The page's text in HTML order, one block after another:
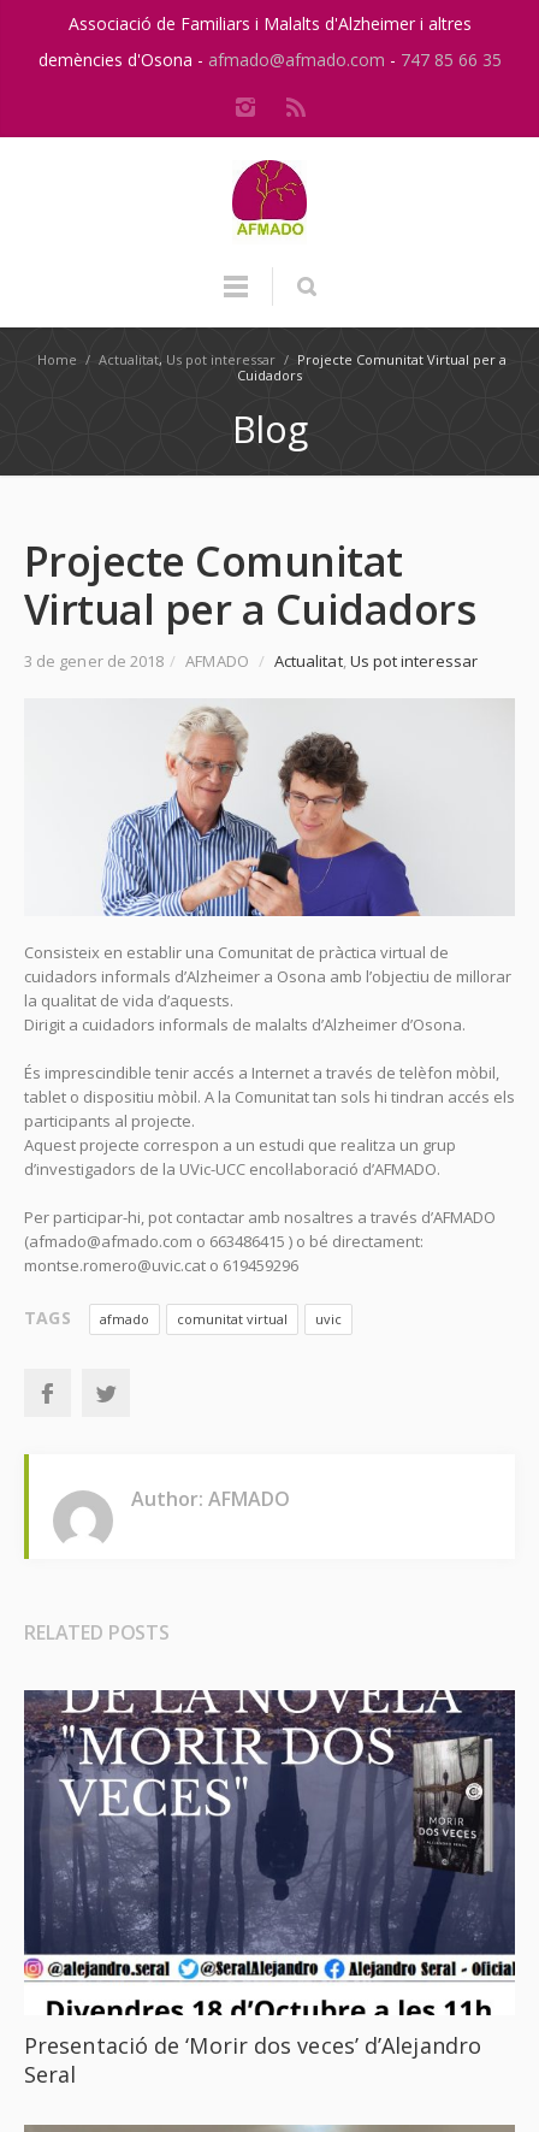
Associació de Familiars i Malalts d'Alzheimer i altres
demències d'Osona - afmado@afmado.com - 747 85 66 35
Home / Actualitat, Us pot interessar / Projecte Comunitat Virtual per a
Cuidadors
Blog
Projecte Comunitat
Virtual per a Cuidadors
3 de gener de 2018 / AFMADO / Actualitat,Us pot interessar
Consisteix en establir una Comunitat de pràctica virtual de
cuidadors informals d’Alzheimer a Osona amb l’objectiu de millorar
la qualitat de vida d’aquests.
Dirigit a cuidadors informals de malalts d’Alzheimer d’Osona.
És imprescindible tenir accés a Internet a través de telèfon mòbil,
tablet o dispositiu mòbil. A la Comunitat tan sols hi tindran accés els
participants al projecte.
Aquest projecte correspon a un estudi que realitza un grup
d’investigadors de la UVic-UCC encol·laboració d’AFMADO.
Per participar-hi, pot contactar amb nosaltres a través d’AFMADO
(afmado@afmado.com o 663486415 ) o bé directament:
montse.romero@uvic.cat o 619459296
TAGS afmado comunitat virtual uvic
Author: AFMADO
RELATED POSTS
Presentació de ‘Morir dos veces’ d’Alejandro
Seral